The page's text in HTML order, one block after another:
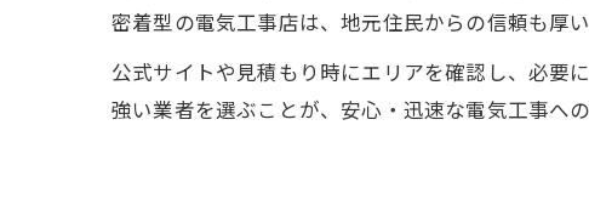
密着型の電気工事店は、地元住民からの信頼も厚い
公式サイトや見積もり時にエリアを確認し、必要
強い業者を選ぶことが、安心・迅速な電気工事への